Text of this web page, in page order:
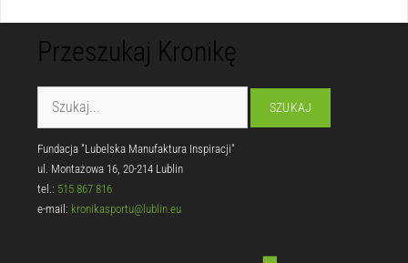
Przeszukaj Kronikę
Fundacja "Lubelska Manufaktura Inspiracji"
ul. Montażowa 16, 20-214 Lublin
tel.: 515 867 816
e-mail: kronikasportu@lublin.eu